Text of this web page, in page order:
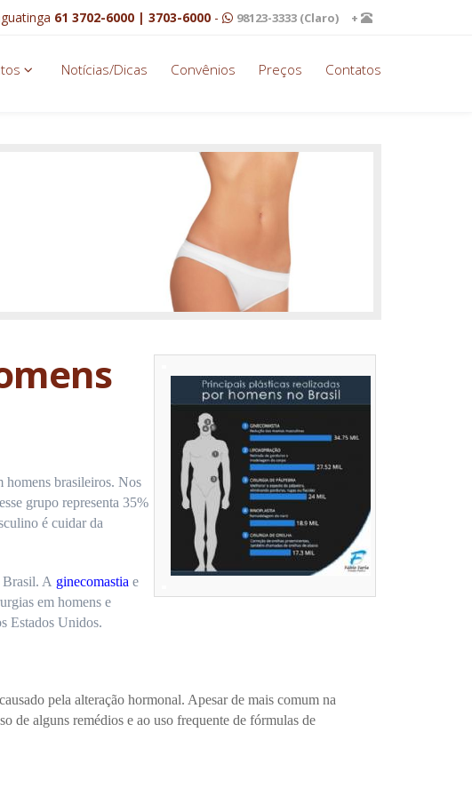
61 3702-6000 | 3703-6000 - 98123-3333 (Claro) +
Notícias/Dicas Convênios Preços Contatos
homens brasileiros. Nos
grupo representa 35%
é cuidar da
A ginecomastia e
em homens e
Estados Unidos.
pela alteração hormonal. Apesar de mais comum na
de alguns remédios e ao uso frequente de fórmulas de